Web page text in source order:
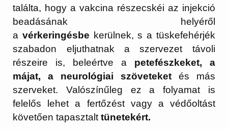
találta, hogy a vakcina részecskéi az injekció
beadásának helyéről
a vérkeringésbe kerülnek, s a tüskefehérjék
szabadon eljuthatnak a szervezet távoli
részeire is, beleértve a petefészkeket, a
májat, a neurológiai szöveteketés más
szerveket. Valószínűleg ez a folyamat is
felelős lehet a fertőzést vagy a védőoltást
követően tapasztalttünetekért.